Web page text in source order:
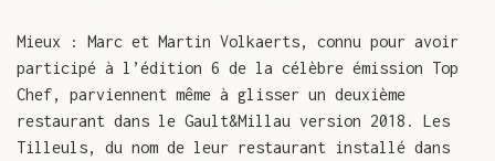
Mieux : Marc et Martin Volkaerts, connu pour avoir
participé à l’édition 6 de la célèbre émission Top
Chef, parviennent même à glisser un deuxième
restaurant dans le Gault&Millau version 2018. Les
Tilleuls, du nom de leur restaurant installé dans